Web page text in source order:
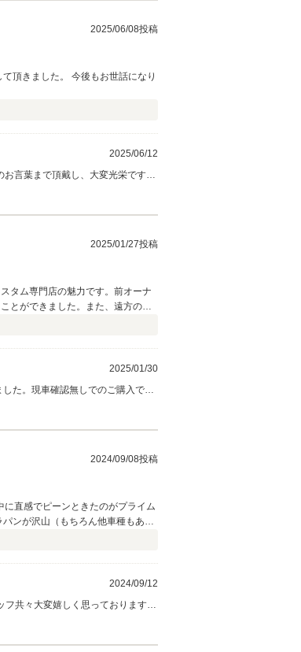
2025/06/08投稿
頂きました。 今後もお世話になり
2025/06/12
言葉まで頂戴し、大変光栄です。
2025/01/27投稿
タム専門店の魅力です。前オーナ
とができました。また、遠方のと
にお願いしたいです。
2025/01/30
た。現車確認無しでのご購入でし
2024/09/08投稿
直感でピーンときたのがプライム
ンが沢山（もちろん他車種もあり
には見えません。 試乗もさせて
スを補充することで正常に動作し
々とお任せにてお願いした箇所が
2024/09/12
フ共々大変嬉しく思っております。